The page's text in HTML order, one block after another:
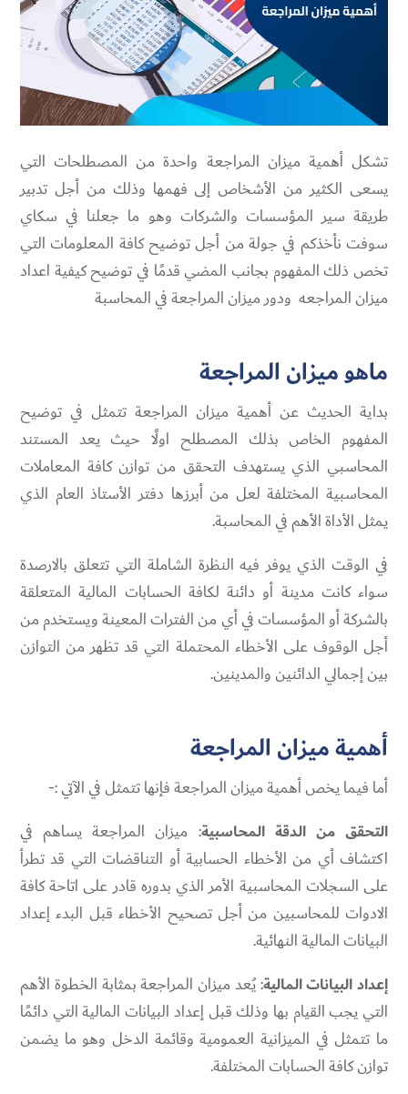
تشكل أهمية ميزان المراجعة واحدة من المصطلحات التي
يسعى الكثير من الأشخاص إلى فهمها وذلك من أجل تدبير
طريقة سير المؤسسات والشركات وهو ما جعلنا في سكاي
سوفت نأخذكم في جولة من أجل توضيح كافة المعلومات التي
تخص ذلك المفهوم بجانب المضي قدمًا في توضيح كيفية اعداد
ميزان المراجعه ودور ميزان المراجعة في المحاسبة
ماهو ميزان المراجعة
بداية الحديث عن أهمية ميزان المراجعة تتمثل في توضيح
المفهوم الخاص بذلك المصطلح اولًا حيث يعد المستند
المحاسبي الذي يستهدف التحقق من توازن كافة المعاملات
المحاسبية المختلفة لعل من أبرزها دفتر الأستاذ العام الذي
يمثل الأداة الأهم في المحاسبة.
في الوقت الذي يوفر فيه النظرة الشاملة التي تتعلق بالارصدة
سواء كانت مدينة أو دائنة لكافة الحسابات المالية المتعلقة
بالشركة أو المؤسسات في أي من الفترات المعينة ويستخدم من
أجل الوقوف على الأخطاء المحتملة التي قد تظهر من التوازن
بين إجمالي الدائنين والمدينين.
أهمية ميزان المراجعة
أما فيما يخص أهمية ميزان المراجعة فإنها تتمثل في الآتي :-
التحقق من الدقة المحاسبية: ميزان المراجعة يساهم في
اكتشاف أي من الأخطاء الحسابية أو التناقضات التي قد تطرأ
على السجلات المحاسبية الأمر الذي بدوره قادر على اتاحة كافة
الادوات للمحاسبين من أجل تصحيح الأخطاء قبل البدء إعداد
البيانات المالية النهائية.
إعداد البيانات المالية: يُعد ميزان المراجعة بمثابة الخطوة الأهم
التي يجب القيام بها وذلك قبل إعداد البيانات المالية التي دائمًا
ما تتمثل في الميزانية العمومية وقائمة الدخل وهو ما يضمن
توازن كافة الحسابات المختلفة.